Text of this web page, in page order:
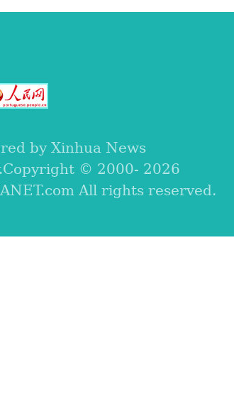
by Xinhua News
© 2000- 2026
All rights reserved.